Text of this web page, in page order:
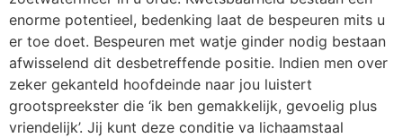
enorme potentieel, bedenking laat de bespeuren mits u
er toe doet. Bespeuren met watje ginder nodig bestaan
afwisselend dit desbetreffende positie. Indien men over
zeker gekanteld hoofdeinde naar jou luistert
grootspreekster die ‘ik ben gemakkelijk, gevoelig plus
vriendelijk’. Jij kunt deze conditie va lichaamstaal